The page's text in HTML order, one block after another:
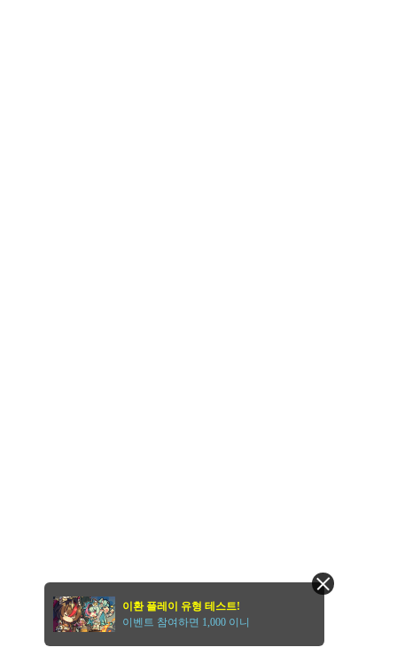
이환 플레이 유형 테스트!
이벤트 참여하면 1,000 이니